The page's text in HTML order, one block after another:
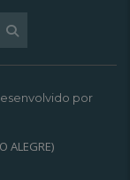
por
ALEGRE)